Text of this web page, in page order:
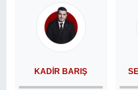
KADIR BARIŞ